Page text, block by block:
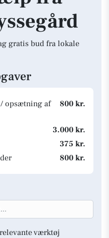
gratis bud fra lokale
opsætning af
800 kr.
3.000 kr.
375 kr.
800 kr.
værktøj